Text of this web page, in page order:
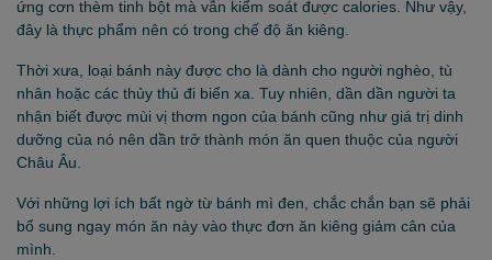
ứng cơn thèm tinh bột mà vẫn kiểm soát được calories. Như vậy,
đây là thực phẩm nên có trong chế độ ăn kiêng.
Thời xưa, loại bánh này được cho là dành cho người nghèo, tù
nhân hoặc các thủy thủ đi biển xa. Tuy nhiên, dần dần người ta
nhận biết được mùi vị thơm ngon của bánh cũng như giá trị dinh
dưỡng của nó nên dần trở thành món ăn quen thuộc của người
Châu Âu.
Với những lợi ích bất ngờ từ bánh mì đen, chắc chắn bạn sẽ phải
bổ sung ngay món ăn này vào thực đơn ăn kiêng giảm cân của
mình.